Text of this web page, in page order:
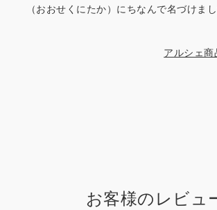
（おおせくにたか）にちなんで名づけまし
アルシェ
お客様のレビュ